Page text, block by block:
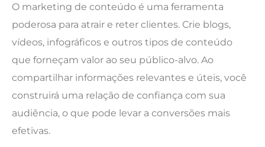
O marketing de conteúdo é uma ferramenta
poderosa para atrair e reter clientes. Crie blogs,
vídeos, infográficos e outros tipos de conteúdo
que forneçam valor ao seu público-alvo. Ao
compartilhar informações relevantes e úteis, você
construirá uma relação de confiança com sua
audiência, o que pode levar a conversões mais
efetivas.